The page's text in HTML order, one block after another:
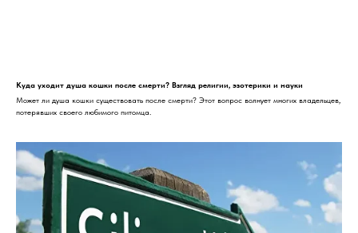
Куда уходит душа кошки после смерти? Взгляд религии, эзотерики и науки
Может ли душа кошки существовать после смерти? Этот вопрос волнует многих владельцев,
потерявших своего любимого питомца.